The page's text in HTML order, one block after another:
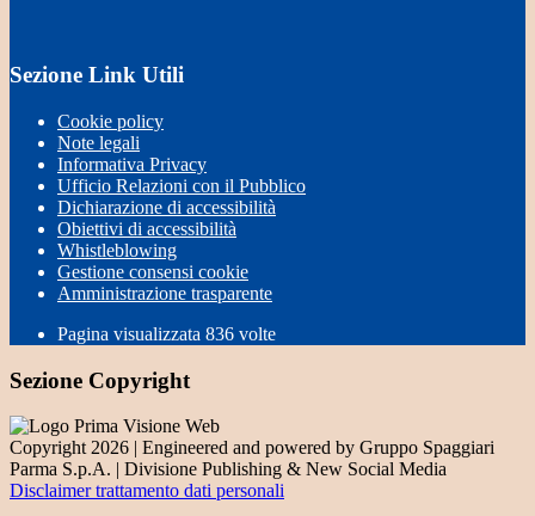
Sezione Link Utili
Cookie policy
Note legali
Informativa Privacy
Ufficio Relazioni con il Pubblico
Dichiarazione di accessibilità
Obiettivi di accessibilità
Whistleblowing
Gestione consensi cookie
Amministrazione trasparente
Pagina visualizzata 836 volte
Sezione Copyright
Copyright 2026 | Engineered and powered by Gruppo Spaggiari
Parma S.p.A. | Divisione Publishing & New Social Media
Disclaimer trattamento dati personali